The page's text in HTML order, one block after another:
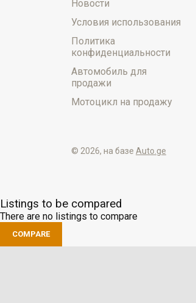
Новости
Условия использования
Политика
конфиденциальности
Автомобиль для
продажи
Мотоцикл на продажу
© 2026, на базе Auto.ge
Listings to be compared
There are no listings to compare
COMPARE